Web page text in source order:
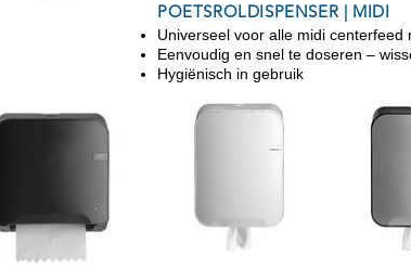
POETSROLDISPENSER | MIDI
Universeel voor alle midi centerfeed
Eenvoudig en snel te doseren –
Hygiënisch in gebruik